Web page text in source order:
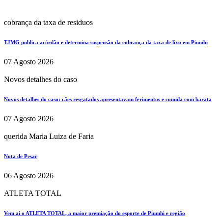
cobrança da taxa de residuos
TJMG publica acórdão e determina suspensão da cobrança da taxa de lixo em Piumhi
07 Agosto 2026
Novos detalhes do caso
Novos detalhes do caso: cães resgatados apresentavam ferimentos e comida com barata
07 Agosto 2026
querida Maria Luiza de Faria
Nota de Pesar
06 Agosto 2026
ATLETA TOTAL
Vem aí o ATLETA TOTAL, a maior premiação do esporte de Piumhi e região